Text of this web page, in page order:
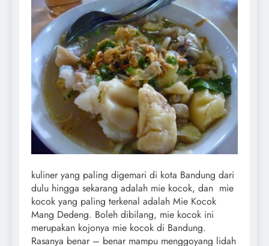
kuliner yang paling digemari di kota Bandung dari
dulu hingga sekarang adalah mie kocok, dan mie
kocok yang paling terkenal adalah Mie Kocok
Mang Dedeng. Boleh dibilang, mie kocok ini
merupakan kojonya mie kocok di Bandung.
Rasanya benar – benar mampu menggoyang lidah